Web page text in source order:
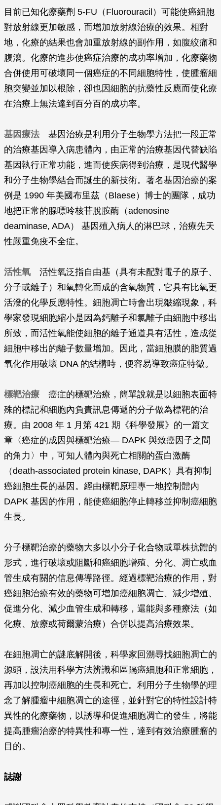
目前已知化療藥劑 5-FU（Fluorouracil）可能使癌細胞
對放射線更加敏感，而增加放射線治療的效果。相對
地，化療的結果也會加重放射線的副作用，如腹絞痛和
腹瀉。化療的進步使癌症治療的成功率增加，化療藥物
合併使用可破壞同一個癌症的不同細胞特性，使腫瘤細
胞突變並加以根除，卻也因細胞的抗藥性反應而使化療
在治療上無法達到百分百的成功率。
基因療法基因治療是利用分子生物學方法把一段正常
的治療基因導入病患體內，由正常的治療基因代替缺陷
基因執行正常功能，進而使疾病得到治療，是現代醫學
和分子生物學結合而誕生的新技術。著名基因治療的案
例是 1990 年美國布里茲（Blaese）博士的團隊，成功
地把正常的腺嘌呤核苷脫胺酶（adenosine
deaminase, ADA） 基因殖入病人的淋巴球，治療先天
性嚴重免疫不全症。
活性氧 活性氧泛指自由基（具有未配對電子的原子、
分子或離子）和氧轉化而成的含氧物質，它具有比氧更
活潑的化學反應特性。細胞凋亡時會出現皺縮現象，科
學家發現細胞縮小是因為鈣離子和氯離子由細胞中移出
所致，而活性氧能使細胞的離子通道具有活性，造成從
細胞中移出的離子數量增加。因此，當細胞膜的脂質過
氧化作用破壞 DNA 的結構時，便容易導致癌症特徵。
標靶治療 癌症的標靶治療，簡單說就是以細胞表面特
殊的標記和細胞內負責訊息傳遞的分子做為標靶的治
療。由 2008 年 1 月第 421 期《科學發展》的一篇文
章〈癌症的成因與標靶治療— DAPK 與致癌因子之間
的角力〉中，可知人體內與死亡相關的蛋白激酶
（death-associated protein kinase, DAPK）具有抑制
癌細胞生長的基因。經由標靶原理專一地控制體內
DAPK 基因的作用，能使癌細胞停止轉移並抑制癌細胞
生長。
分子標靶治療的藥物大多以小分子化合物或單株抗體的
形式，進行破壞或阻斷和癌細胞增殖、分化、凋亡或血
管生成有關的信息傳導路徑。經過標靶治療的作用，對
癌細胞治療有效的藥物可增加癌細胞凋亡、減少增殖、
促進分化、減少血管生成和轉移，還能與多種療法（如
化療、放療或荷爾蒙治療）合併以提高治療效果。
在細胞凋亡的謎底解開後，科學家回溯尋找細胞凋亡的
源頭，設法用科學方法辨識和區隔癌細胞和正常細胞，
再加以控制癌細胞的生長和死亡。利用分子生物學的理
念了解腫瘤中細胞凋亡的途徑，並針對它的特性設計特
異性的化療藥物，以誘導和促進細胞凋亡的發生，將能
提高腫瘤治療的特異性和專一性，達到有效治療腫瘤的
目的。
誌謝